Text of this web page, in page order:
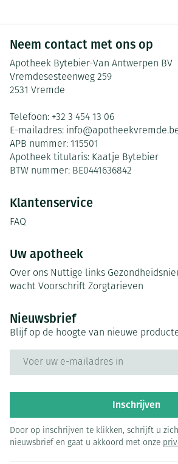
Neem contact met ons op
Apotheek Bytebier-Van Antwerpen BV
Vremdesesteenweg 259
2531 Vremde
Telefoon: +32 3 454 13 06
E-mailadres: info@
APB nummer: 115501
Apotheek titularis: Kaatje Bytebier
BTW nummer: BE0441636842
Klantenservice
FAQ
Uw apotheek
Over ons Nuttige links
wacht Voorschrift Zorgtarieven
Nieuwsbrief
Blijf op de hoogte van nieuwe
Inschrijven
Door op inschrijven te klikken, schrijft u
nieuwsbrief en gaat u akkoord met onze